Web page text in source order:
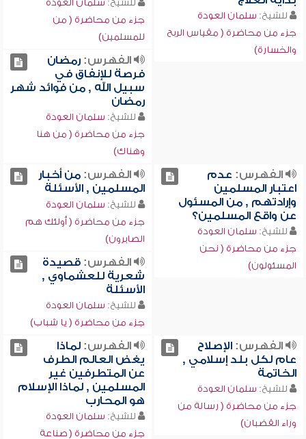
للشيخ: سلمان العودة
جزء من محاضرة ( مقياس الربح
والخسارة)
للشيخ: سلمان العودة
جزء من محاضرة ( من
للمسلمين)
الفهرس:رمضان
فرصة للإنفاق في
سبيل الله , من فوائد شهر
رمضان
للشيخ: سلمان العودة
جزء من محاضرة ( من هنا
وهناك)
الفهرس: عدم
اعتبار المسلمين
وإرادتهم , من المسئول
عن واقع المسلمين؟
للشيخ: سلمان العودة
جزء من محاضرة ( نحن
المسئولون)
الفهرس:من أخبار
المسلمين , الأسئلة
للشيخ: سلمان العودة
جزء من محاضرة ( أولئك هم
الصابرون)
الفهرس:قصيدة
شعرية للعشماوي ,
الأسئلة
للشيخ: سلمان العودة
جزء من محاضرة ( يا شباب)
الفهرس:الإصلاح
عام لكل بلد إسلامي ,
الخاتمة
للشيخ: سلمان العودة
جزء من محاضرة ( رسالة من
وراء القضبان)
الفهرس:لماذا
يغض العالم الطرف
عن المتطرفين غير
المسلمين , لماذا الإسلام
هو المحارب
للشيخ: سلمان العودة
جزء من محاضرة ( صناعة